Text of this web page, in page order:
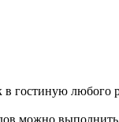
в гостиную любого
можно